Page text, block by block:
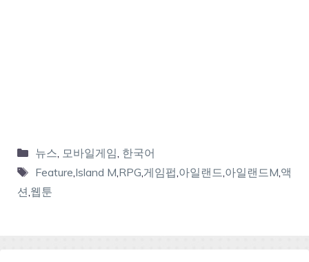
뉴스 모바일게임 한국어
Feature Island M RPG 게임펍 아일랜드 아일랜드M 액
션 웹툰